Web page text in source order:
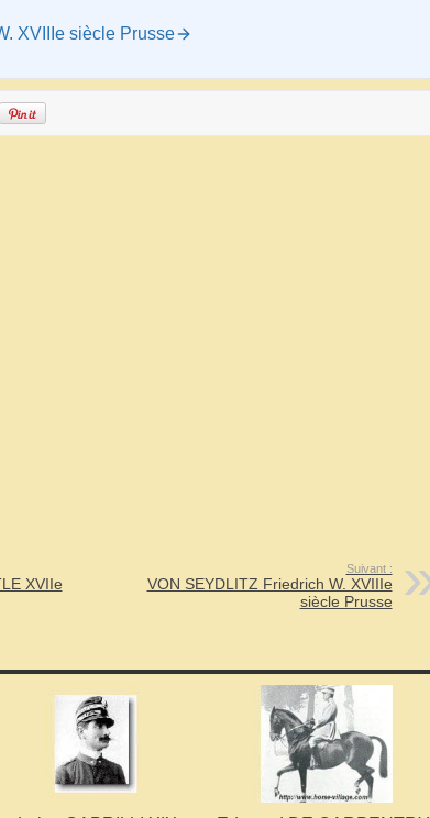
XVIIIe siècle Prusse
XVIIe
Suivant :
VON SEYDLITZ Friedrich W. XVIIIe
siècle Prusse